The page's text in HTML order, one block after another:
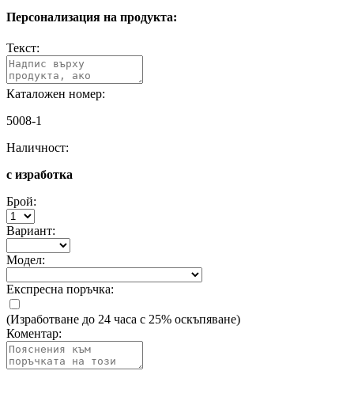
Персонализация на продукта:
Текст:
Каталожен номер:
5008-1
Наличност:
с изработка
Брой:
Вариант:
Модел:
Експресна поръчка:
(Изработване до 24 часа с 25% оскъпяване)
Коментар: